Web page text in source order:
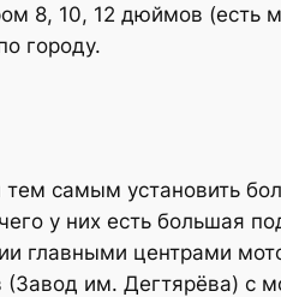
8, 10, 12 дюймов
городу.
тем самым установить
у них есть большая
главными центрами
им. Дегтярёва) с